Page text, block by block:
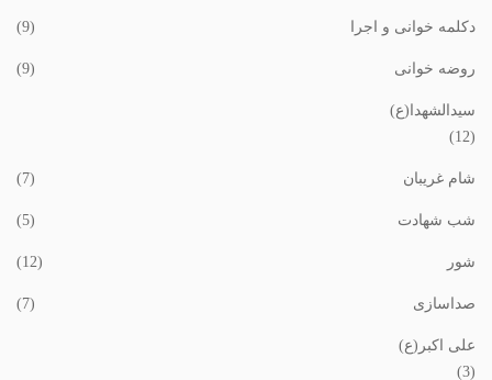
دکلمه خوانی و اجرا (9)
روضه خوانی (9)
سیدالشهدا(ع)
(12)
شام غریبان (7)
شب شهادت (5)
شور (12)
صداسازی (7)
علی اکبر(ع)
(3)